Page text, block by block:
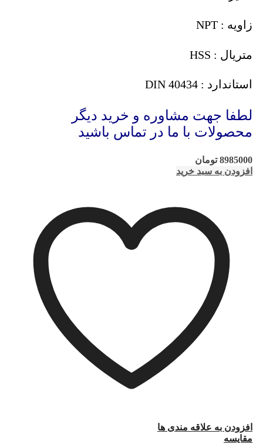
زاویه : NPT
متریال : HSS
استاندارد : DIN 40434
لطفا جهت مشاوره و خرید دیگر
محصولات با ما در تماس باشید
8985000 تومان
افزودن به سبد خرید
افزودن به علاقه مندی ها
مقایسه